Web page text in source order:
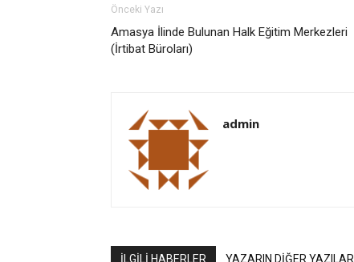
Önceki Yazı
Amasya İlinde Bulunan Halk Eğitim Merkezleri
(İrtibat Büroları)
admin
İLGİLİ HABERLER YAZARIN DİĞER YAZILARI